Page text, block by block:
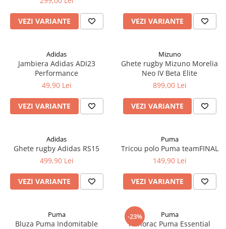
VEZI VARIANTE VEZI VARIANTE
Adidas
Jambiera Adidas ADI23
Performance
49,90 Lei
VEZI VARIANTE
Mizuno
Ghete rugby Mizuno Morelia
Neo IV Beta Elite
899,00 Lei
VEZI VARIANTE
Adidas
Ghete rugby Adidas RS15
499,90 Lei
VEZI VARIANTE
Puma
Tricou polo Puma teamFINAL
149,90 Lei
VEZI VARIANTE
Puma
Bluza Puma Indomitable
-23% Puma
Hanorac Puma Essential